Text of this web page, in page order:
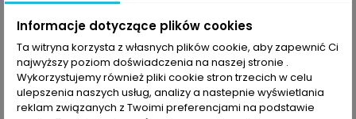
OPIS SZCZEGÓŁY PRODUKTU
Trzonki fortepianowe standardowe (pasują również do
Bechsteina)
50 szt. standard
Informacje dotyczące plików cookies
Ta witryna korzysta z własnych plików cookie, aby zapewnić Ci
najwyższy poziom doświadczenia na naszej stronie .
Wykorzystujemy również pliki cookie stron trzecich w celu
ulepszenia naszych usług, analizy a nastepnie wyświetlania
reklam związanych z Twoimi preferencjami na podstawie